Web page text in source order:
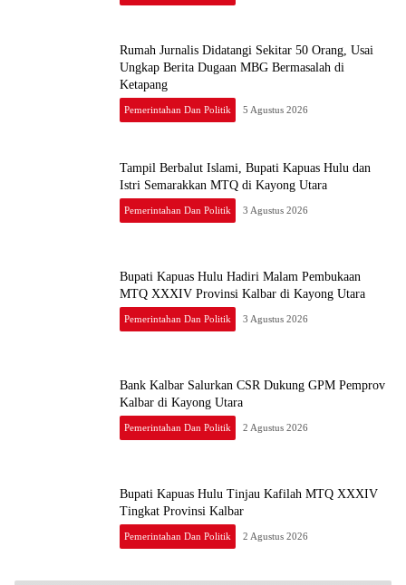
Rumah Jurnalis Didatangi Sekitar 50 Orang, Usai
Ungkap Berita Dugaan MBG Bermasalah di
Ketapang
Pemerintahan Dan Politik 5 Agustus 2026
Tampil Berbalut Islami, Bupati Kapuas Hulu dan
Istri Semarakkan MTQ di Kayong Utara
Pemerintahan Dan Politik 3 Agustus 2026
Bupati Kapuas Hulu Hadiri Malam Pembukaan
MTQ XXXIV Provinsi Kalbar di Kayong Utara
Pemerintahan Dan Politik 3 Agustus 2026
Bank Kalbar Salurkan CSR Dukung GPM Pemprov
Kalbar di Kayong Utara
Pemerintahan Dan Politik 2 Agustus 2026
Bupati Kapuas Hulu Tinjau Kafilah MTQ XXXIV
Tingkat Provinsi Kalbar
Pemerintahan Dan Politik 2 Agustus 2026